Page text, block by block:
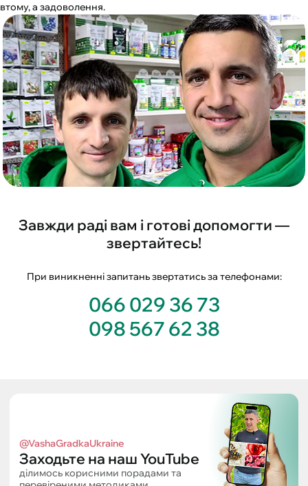
втому, а задоволення.
Завжди раді вам і готові допомогти —
звертайтесь!
При виникненні запитань звертатись за телефонами:
066 029 36 73
098 567 62 38
@VashaGradkaUkraine
Заходьте на наш YouTube
ділимось корисними порадами та